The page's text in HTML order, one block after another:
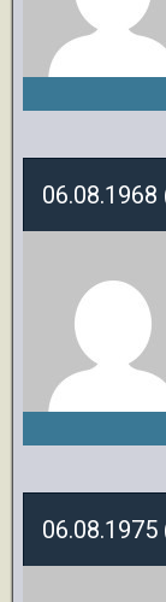
06.08.1968
06.08.1975